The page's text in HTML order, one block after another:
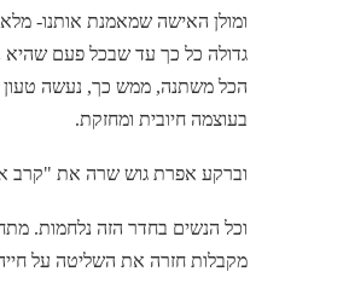
ומולן האישה שמאמנת אותנו-
גדולה כל כך עד שבכל פעם שהיא
הכל משתנה, ממש כך, נעשה טעון
בעוצמה חיובית ומחזקת.
וברקע אפרת גוש שרה את "קרב
וכל הנשים בחדר הזה נלחמות.
מקבלות חזרה את השליטה על